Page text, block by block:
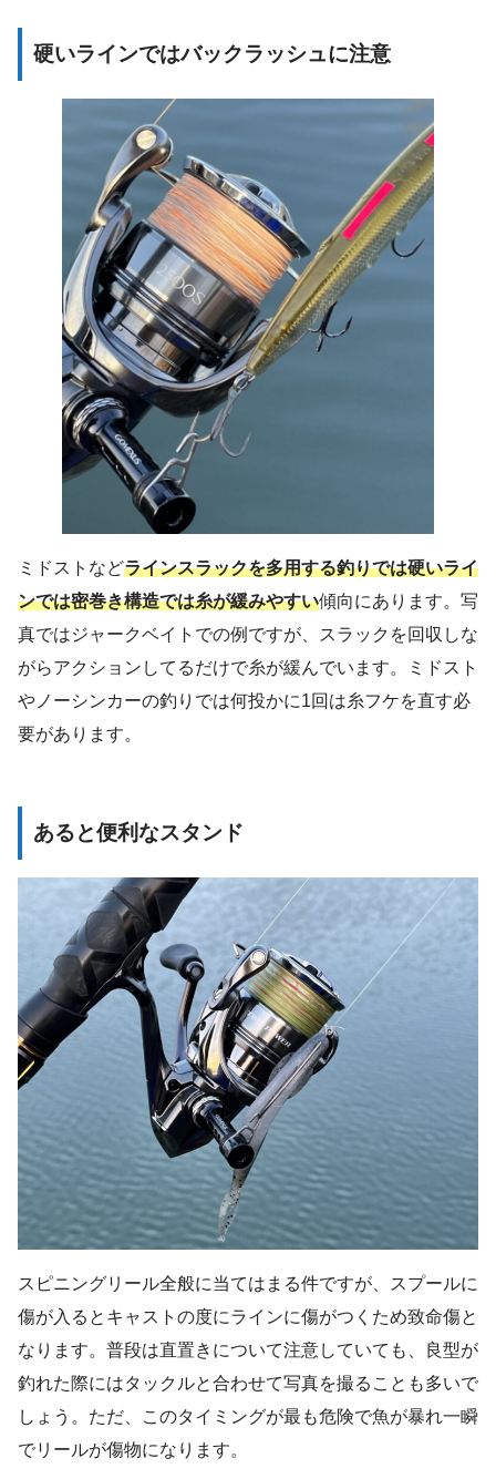
硬いラインではバックラッシュに注意
ミドストなどラインスラックを多用する釣りでは硬いライ
ンでは密巻き構造では糸が緩みやすい傾向にあります。写
真ではジャークベイトでの例ですが、スラックを回収しな
がらアクションしてるだけで糸が緩んでいます。ミドスト
やノーシンカーの釣りでは何投かに1回は糸フケを直す必
要があります。
あると便利なスタンド
スピニングリール全般に当てはまる件ですが、スプールに
傷が入るとキャストの度にラインに傷がつくため致命傷と
なります。普段は直置きについて注意していても、良型が
釣れた際にはタックルと合わせて写真を撮ることも多いで
しょう。ただ、このタイミングが最も危険で魚が暴れ一瞬
でリールが傷物になります。